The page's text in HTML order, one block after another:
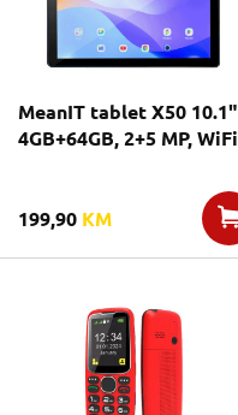
MeanIT tablet X50 10.1"
4GB+64GB, 2+5 MP, WiFi
199,90 KM